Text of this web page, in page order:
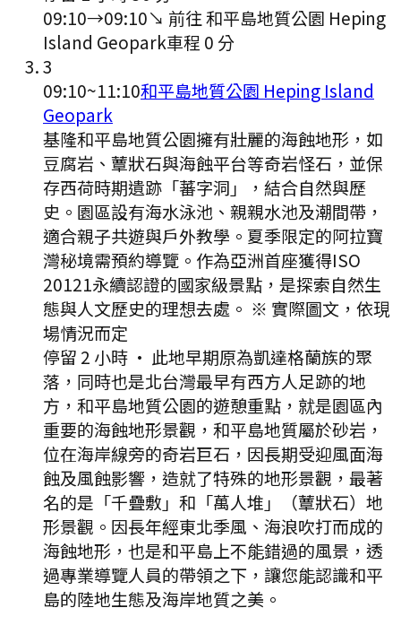
09:10→09:10↘ 前往和平島地質公園 Heping
Island Geopark車程 0 分
3
09:10~11:10和平島地質公園 Heping Island
Geopark
基隆和平島地質公園擁有壯麗的海蝕地形，如
豆腐岩、蕈狀石與海蝕平台等奇岩怪石，並保
存西荷時期遺跡「蕃字洞」，結合自然與歷
史。園區設有海水泳池、親親水池及潮間帶，
適合親子共遊與戶外教學。夏季限定的阿拉寶
灣秘境需預約導覽。作為亞洲首座獲得ISO
20121永續認證的國家級景點，是探索自然生
態與人文歷史的理想去處。 ※ 實際圖文，依現
場情況而定
停留 2 小時 · 此地早期原為凱達格蘭族的聚
落，同時也是北台灣最早有西方人足跡的地
方，和平島地質公園的遊憩重點，就是園區內
重要的海蝕地形景觀，和平島地質屬於砂岩，
位在海岸線旁的奇岩巨石，因長期受迎風面海
蝕及風蝕影響，造就了特殊的地形景觀，最著
名的是「千疊敷」和「萬人堆」（蕈狀石）地
形景觀。因長年經東北季風、海浪吹打而成的
海蝕地形，也是和平島上不能錯過的風景，透
過專業導覽人員的帶領之下，讓您能認識和平
島的陸地生態及海岸地質之美。